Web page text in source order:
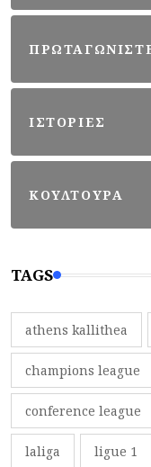
ΙΣΤΟΡΙΕΣ
ΚΟΥΛΤΟΥΡΑ
TAGS
athens kallithea
champions league
conference league
laliga ligue 1